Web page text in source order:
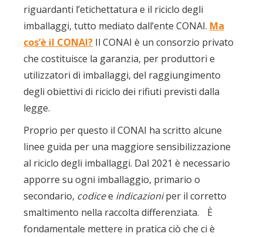
riguardanti l’etichettatura e il riciclo degli
imballaggi, tutto mediato dall’ente CONAI. Ma
cos’è il CONAI? Il CONAI è un consorzio privato
che costituisce la garanzia, per produttori e
utilizzatori di imballaggi, del raggiungimento
degli obiettivi di riciclo dei rifiuti previsti dalla
legge.
Proprio per questo il CONAI ha scritto alcune
linee guida per una maggiore sensibilizzazione
al riciclo degli imballaggi. Dal 2021 è necessario
apporre su ogni imballaggio, primario o
secondario, codicee indicazioniper il corretto
smaltimento nella raccolta differenziata. È
fondamentale mettere in pratica ciò che ci è